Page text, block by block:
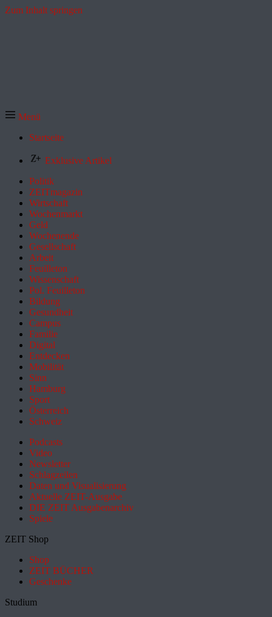
Zum Inhalt springen
Menü
Startseite
Exklusive Artikel
Politik
ZEITmagazin
Wirtschaft
Wochenmarkt
Geld
Wochenende
Gesellschaft
Arbeit
Feuilleton
Wissenschaft
Pol. Feuilleton
Bildung
Gesundheit
Campus
Familie
Digital
Entdecken
Mobilität
Sinn
Hamburg
Sport
Österreich
Schweiz
Podcasts
Video
Newsletter
Schlagzeilen
Daten und Visualisierung
Aktuelle ZEIT-Ausgabe
DIE ZEIT Ausgabenarchiv
Spiele
ZEIT Shop
Shop
ZEIT BÜCHER
Geschenke
Studium